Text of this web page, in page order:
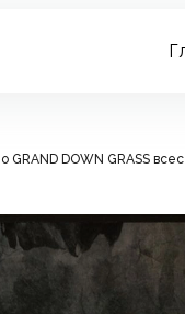
GRAND DOWN GRASS